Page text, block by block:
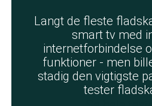
Langt de fleste
smart tv med
internetforbindelse
funktioner - men
stadig den vigtigste
tester